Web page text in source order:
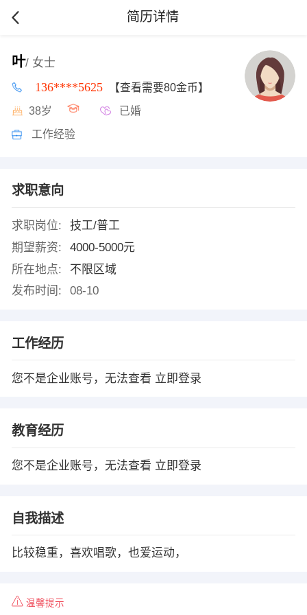
简历详情
叶/ 女士
136****5625 【查看需要80金币】
38岁 已婚
工作经验
求职意向
求职岗位:
技工/普工
期望薪资:
4000-5000元
所在地点:
不限区域
发布时间:
08-10
工作经历
您不是企业账号，无法查看 立即登录
教育经历
您不是企业账号，无法查看 立即登录
自我描述
比较稳重，喜欢唱歌，也爱运动，
温馨提示